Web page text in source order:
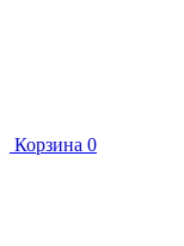
Корзина 0